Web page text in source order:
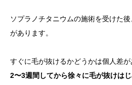
ソプラノチタニウムの施術を受けた
があります。
すぐに毛が抜けるかどうかは個人差が
2〜3週間してから徐々に毛が抜けはじ